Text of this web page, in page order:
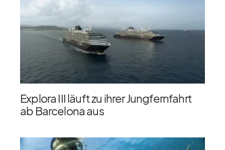
Explora III läuft zu ihrer Jungfernfahrt
ab Barcelona aus